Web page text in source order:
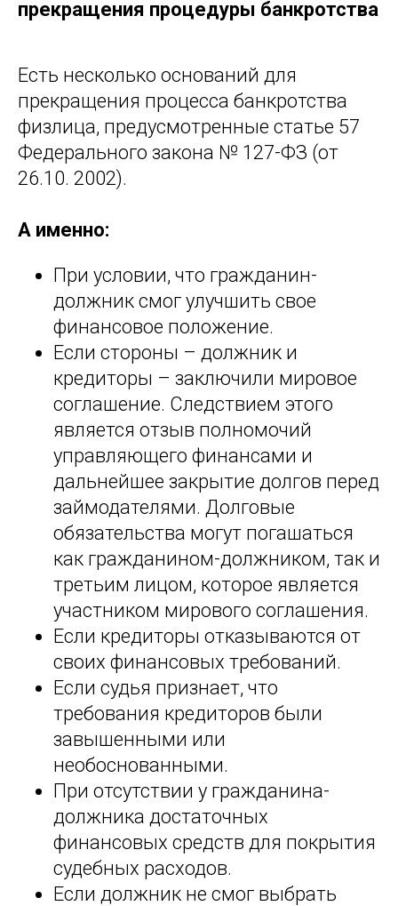
прекращения процедуры банкротства
Есть несколько оснований для
прекращения процесса банкротства
физлица, предусмотренные статье 57
Федерального закона № 127-ФЗ (от
26.10. 2002).
А именно:
При условии, что гражданин-
должник смог улучшить свое
финансовое положение.
Если стороны – должник и
кредиторы – заключили мировое
соглашение. Следствием этого
является отзыв полномочий
управляющего финансами и
дальнейшее закрытие долгов перед
займодателями. Долговые
обязательства могут погашаться
как гражданином-должником, так и
третьим лицом, которое является
участником мирового соглашения.
Если кредиторы отказываются от
своих финансовых требований.
Если судья признает, что
требования кредиторов были
завышенными или
необоснованными.
При отсутствии у гражданина-
должника достаточных
финансовых средств для покрытия
судебных расходов.
Если должник не смог выбрать